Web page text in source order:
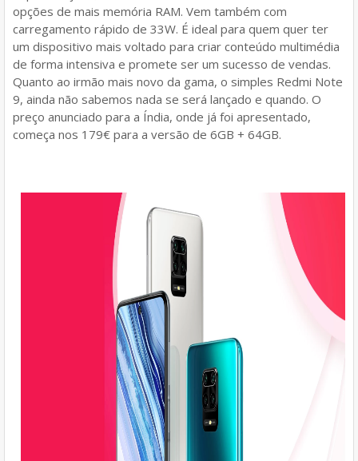
opções de mais memória RAM. Vem também com
carregamento rápido de 33W. É ideal para quem quer ter
um dispositivo mais voltado para criar conteúdo multimédia
de forma intensiva e promete ser um sucesso de vendas.
Quanto ao irmão mais novo da gama, o simples Redmi Note
9, ainda não sabemos nada se será lançado e quando. O
preço anunciado para a Índia, onde já foi apresentado,
começa nos 179€ para a versão de 6GB + 64GB.